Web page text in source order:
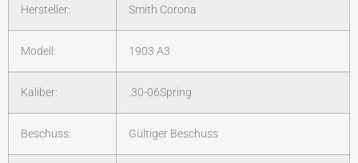
Hersteller: Smith Corona
Modell: 1903 A3
Kaliber: .30-06Spring
Beschuss: Gültiger Beschuss